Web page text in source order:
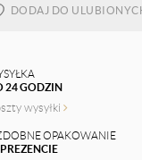
DODAJ DO
24 GODZIN
wysyłki
OPAKOWANIE